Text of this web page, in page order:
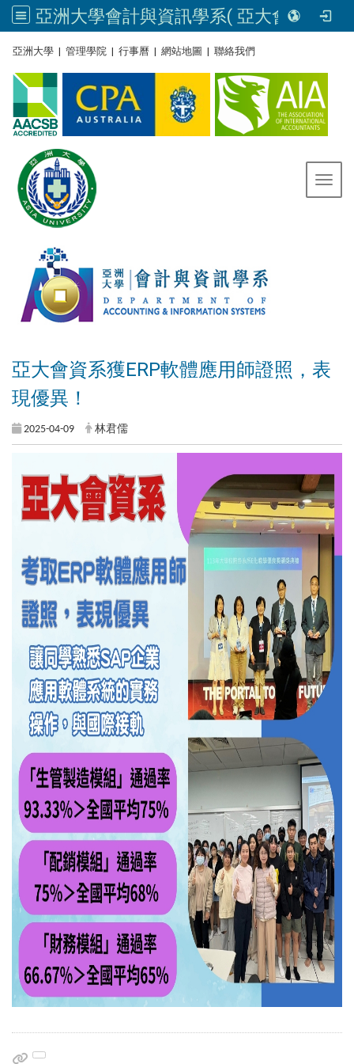
亞洲大學會計與資訊學系( 亞大會資系官網) | Asia University, Taiwan
亞洲大學 | 管理學院 | 行事曆 | 網站地圖 | 聯絡我們
亞大會資系獲ERP軟體應用師證照，表
現優異！
2025-04-09 林君儒